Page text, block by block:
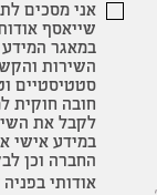
אני מסכים
שייאסף
במאגר המידע
השירות
סטטיסטיים
חובה חוקית
לקבל את
במידע אישי
החברה וכן
אודותי בפניה